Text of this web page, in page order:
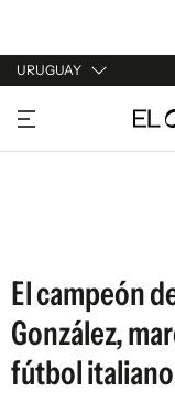
URUGUAY
URUGUAY
ARGENTINA
El campeón
González,
fútbol italiano